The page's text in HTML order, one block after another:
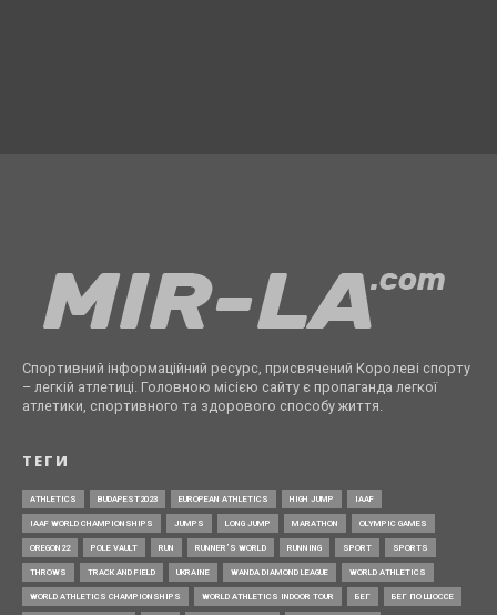
Спортивний інформаційний ресурс, присвячений Королеві спорту
– легкій атлетиці. Головною місією сайту є пропаганда легкої
атлетики, спортивного та здорового способу життя.
ТЕГИ
ATHLETICS BUDAPEST2023 EUROPEAN ATHLETICS HIGH JUMP IAAF
IAAF WORLD CHAMPIONSHIPS JUMPS LONG JUMP MARATHON OLYMPIC GAMES
OREGON22 POLE VAULT RUN RUNNER’S WORLD RUNNING SPORT SPORTS
THROWS TRACK AND FIELD UKRAINE WANDA DIAMOND LEAGUE WORLD ATHLETICS
WORLD ATHLETICS CHAMPIONSHIPS WORLD ATHLETICS INDOOR TOUR БЕГ БЕГ ПО ШОССЕ